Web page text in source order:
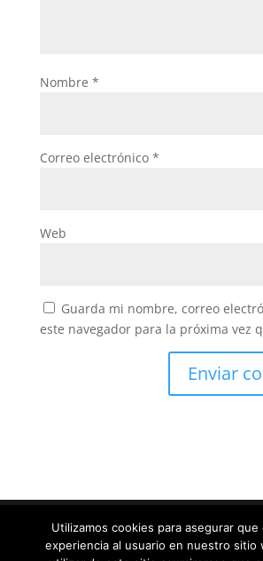
Nombre *
Correo electrónico *
Web
Guarda mi nombre, correo
este navegador para la próxima vez
Diseñado porElegant Themes |
Utilizamos cookies para asegurar que
experiencia al usuario en nuestro sitio